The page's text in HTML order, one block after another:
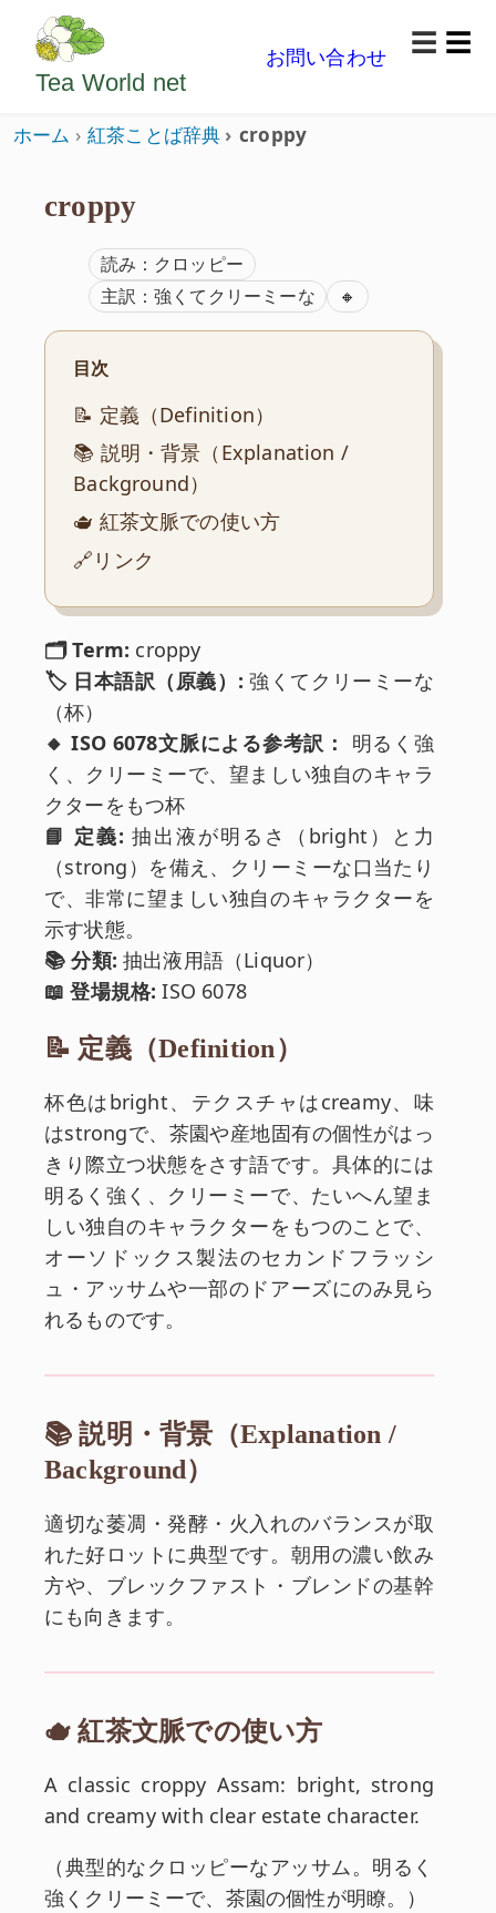
ようこそいらっしゃいました。どうぞごゆっくり楽
Tea World net
お問い合わせ
☰
ホーム 紅茶ことば辞典 croppy
croppy
読み：クロッピー
主訳：強くてクリーミーな
🔸 ISO準拠
目次
📝 定義（Definition）
📚 説明・背景（Explanation /
Background）
🫖 紅茶文脈での使い方
🔗リンク
🗂️ Term: croppy
🏷️ 日本語訳（原義）:強くてクリーミーな
（杯）
🔸 ISO 6078文脈による参考訳：
明るく強
く、クリーミーで、望ましい独自のキャラ
クターをもつ杯
📘 定義:抽出液が明るさ（bright）と力
（strong）を備え、クリーミーな口当たり
で、非常に望ましい独自のキャラクターを
示す状態。
📚 分類:抽出液用語（Liquor）
📖 登場規格:ISO 6078
📝 定義（Definition）
杯色はbright、テクスチャはcreamy、味
はstrongで、茶園や産地固有の個性がはっ
きり際立つ状態をさす語です。具体的には
明るく強く、クリーミーで、たいへん望ま
しい独自のキャラクターをもつのことで、
オーソドックス製法のセカンドフラッシ
ュ・アッサムや一部のドアーズにのみ見ら
れるものです。
📚 説明・背景（Explanation /
Background）
適切な萎凋・発酵・火入れのバランスが取
れた好ロットに典型です。朝用の濃い飲み
方や、ブレックファスト・ブレンドの基幹
にも向きます。
🫖 紅茶文脈での使い方
英文:
A classic croppy Assam: bright, strong
and creamy with clear estate character.
和訳:
（典型的なクロッピーなアッサム。明るく
強くクリーミーで、茶園の個性が明瞭。
）